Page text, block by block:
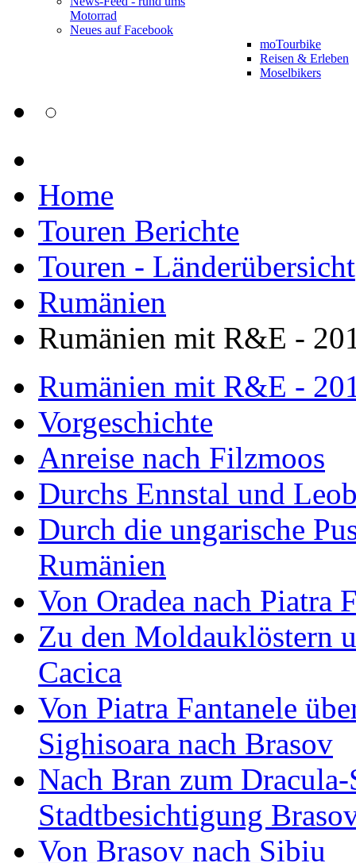
Motorrad
Neues auf Facebook
moTourbike
Reisen & Erleben
Moselbikers
Home
Touren Berichte
Touren - Länderübersicht
Rumänien
Rumänien mit R&E -
Rumänien mit R&E -
Vorgeschichte
Anreise nach Filzmoos
Durchs Ennstal und
Durch die ungarische
Rumänien
Von Oradea nach Piatra
Zu den Moldauklöstern
Cacica
Von Piatra Fantanele
Sighisoara nach Brasov
Nach Bran zum Dracula-
Stadtbesichtigung
Von Brasov nach Sibiu